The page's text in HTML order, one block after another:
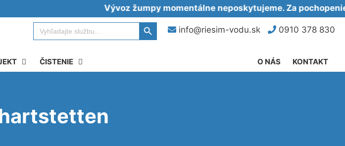
Vývoz žumpy momentálne neposkytujeme. Za pochopenie
info@riesim-vodu.sk 0910 378 830
Search
for:
Search Button
ČISTENIE KONTAKT
O NÁS